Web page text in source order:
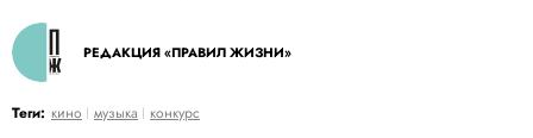
РЕДАКЦИЯ «ПРАВИЛ ЖИЗНИ»
Теги: кино музыка конкурс